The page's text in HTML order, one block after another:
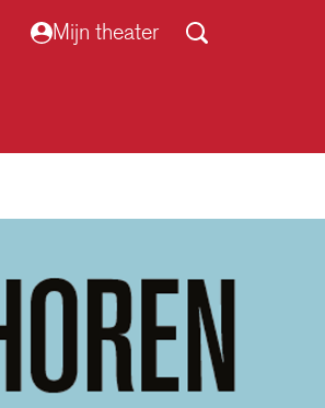
Mijn theater